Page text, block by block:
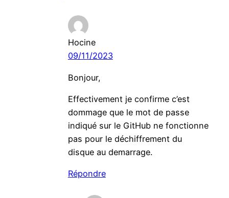
Hocine
09/11/2023
Bonjour,
Effectivement je confirme c’est
dommage que le mot de passe
indiqué sur le GitHub ne fonctionne
pas pour le déchiffrement du
disque au demarrage.
Répondre